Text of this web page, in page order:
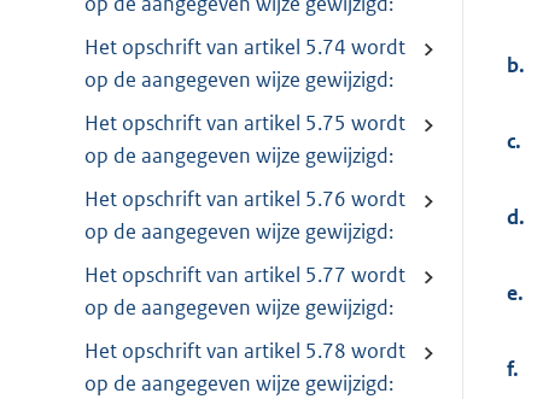
Het opschrift van artikel 5.74 wordt
op de aangegeven wijze gewijzigd:
Het opschrift van artikel 5.75 wordt
op de aangegeven wijze gewijzigd:
Het opschrift van artikel 5.76 wordt
op de aangegeven wijze gewijzigd:
Het opschrift van artikel 5.77 wordt
op de aangegeven wijze gewijzigd:
Het opschrift van artikel 5.78 wordt
op de aangegeven wijze gewijzigd:
b.
c.
d.
e.
f.